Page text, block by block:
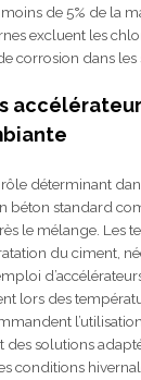
de 5% de la
excluent les
corrosion dans les
déterminant
béton standard
le mélange. Les
du ciment,
lors des
des solutions
conditions